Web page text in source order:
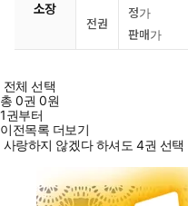
소장
전권
정가
판매가
전체 선택
총0권 0원
1권부터
이전목록 더보기
사랑하지 않겠다 하셔도 4권 선택